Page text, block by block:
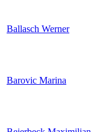
Ballasch Werner
Barovic Marina